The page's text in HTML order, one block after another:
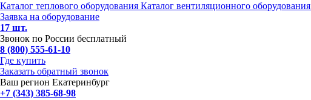
Каталог теплового оборудования Каталог вентиляционного оборудования
Заявка на оборудование
17 шт.
Звонок по России бесплатный
8 (800) 555-61-10
Где купить
Заказать обратный звонок
Ваш регион Екатеринбург
+7 (343) 385-68-98